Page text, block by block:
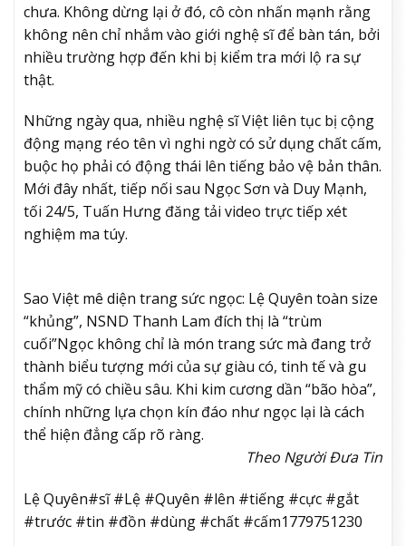
chưa. Không dừng lại ở đó, cô còn nhấn mạnh rằng
không nên chỉ nhắm vào giới nghệ sĩ để bàn tán, bởi
nhiều trường hợp đến khi bị kiểm tra mới lộ ra sự
thật.
Những ngày qua, nhiều nghệ sĩ Việt liên tục bị cộng
động mạng réo tên vì nghi ngờ có sử dụng chất cấm,
buộc họ phải có động thái lên tiếng bảo vệ bản thân.
Mới đây nhất, tiếp nối sau Ngọc Sơn và Duy Mạnh,
tối 24/5, Tuấn Hưng đăng tải video trực tiếp xét
nghiệm ma túy.
Sao Việt mê diện trang sức ngọc: Lệ Quyên toàn size
“khủng”, NSND Thanh Lam đích thị là “trùm
cuối”Ngọc không chỉ là món trang sức mà đang trở
thành biểu tượng mới của sự giàu có, tinh tế và gu
thẩm mỹ có chiều sâu. Khi kim cương dần “bão hòa”,
chính những lựa chọn kín đáo như ngọc lại là cách
thể hiện đẳng cấp rõ ràng.
Theo Người Đưa Tin
Lệ Quyên#sĩ #Lệ #Quyên #lên #tiếng #cực #gắt
#trước #tin #đồn #dùng #chất #cấm1779751230